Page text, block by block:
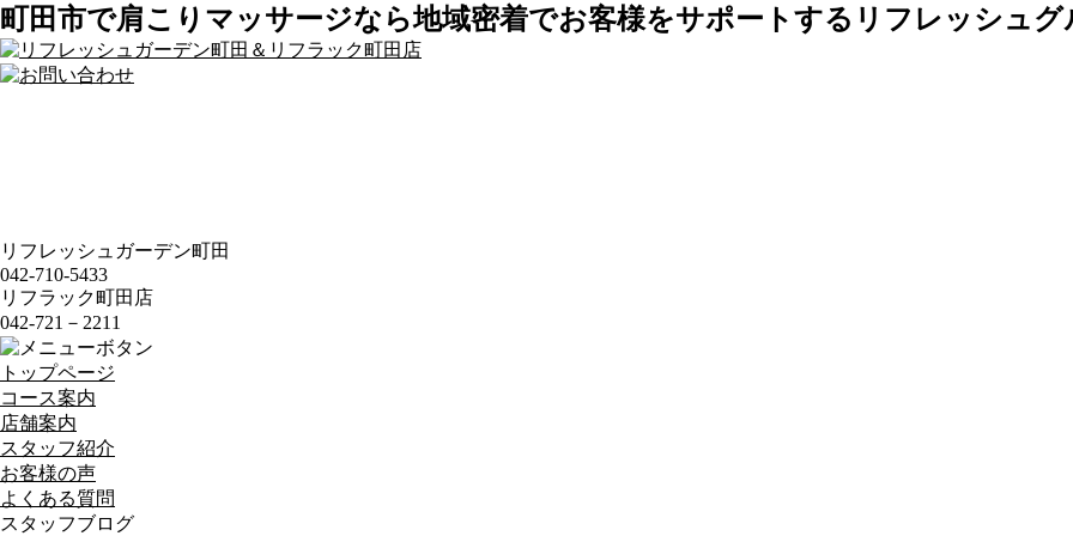
町田市で肩こりマッサージなら地域密着でお客様をサポートするリフレッシュグ
リフレッシュガーデン町田
042-710-5433
リフラック町田店
042-721－2211
トップページ
コース案内
店舗案内
スタッフ紹介
お客様の声
よくある質問
スタッフブログ